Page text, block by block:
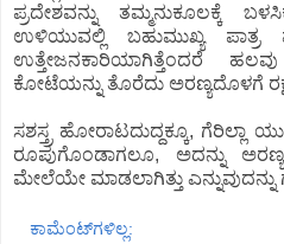
ಪ್ರದೇಶವನ್ನು ತಮ್ಮನುಕೂಲಕ್ಕೆ
ಉಳಿಯುವಲ್ಲಿ ಬಹುಮುಖ್ಯ ಪಾತ್ರ
ಉತ್ತೇಜನಕಾರಿಯಾಗಿತ್ತೆಂದರೆ
ಕೋಟೆಯನ್ನು ತೊರೆದು ಅರಣ್ಯದೊಳಗೆ
ಸಶಸ್ತ್ರ ಹೋರಾಟದುದ್ದಕ್ಕೂ, ಗೆರಿಲ್ಲಾ
ರೂಪುಗೊಂಡಾಗಲೂ, ಅದನ್ನು
ಮೇಲೆಯೇ ಮಾಡಲಾಗಿತ್ತು
ಕಾಮೆಂಟ್‌ಗಳಿಲ್ಲ: